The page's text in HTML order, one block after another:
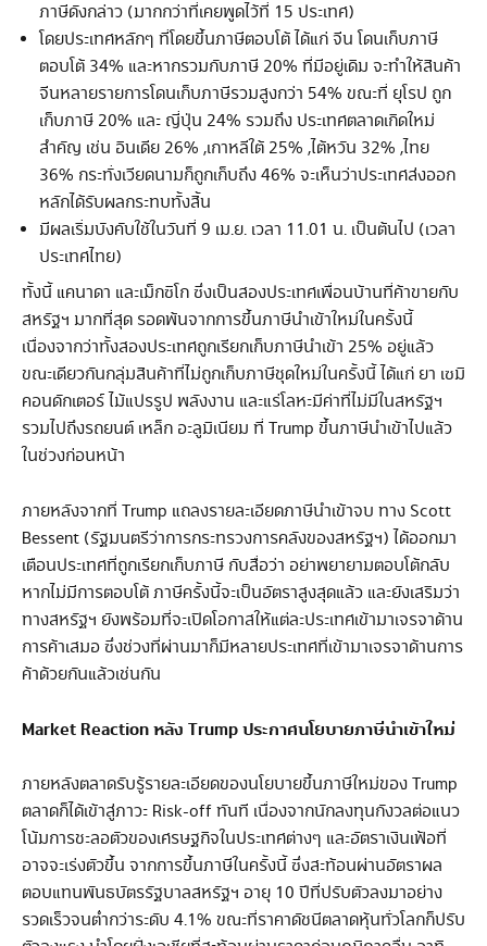
ภาษีดังกล่าว (มากกว่าที่เคยพูดไว้ที่ 15 ประเทศ)
โดยประเทศหลักๆ ที่โดยขึ้นภาษีตอบโต้ ได้แก่ จีน โดนเก็บภาษี
ตอบโต้ 34% และหากรวมกับภาษี 20% ที่มีอยู่เดิม จะทำให้สินค้า
จีนหลายรายการโดนเก็บภาษีรวมสูงกว่า 54% ขณะที่ ยุโรป ถูก
เก็บภาษี 20% และ ญี่ปุ่น 24% รวมถึง ประเทศตลาดเกิดใหม่
สำคัญ เช่น อินเดีย 26% ,เกาหลีใต้ 25% ,ไต้หวัน 32% ,ไทย
36% กระทั่งเวียดนามก็ถูกเก็บถึง 46% จะเห็นว่าประเทศส่งออก
หลักได้รับผลกระทบทั้งสิ้น
มีผลเริ่มบังคับใช้ในวันที่ 9 เม.ย. เวลา 11.01 น. เป็นต้นไป (เวลา
ประเทศไทย)
ทั้งนี้ แคนาดา และเม็กซิโก ซึ่งเป็นสองประเทศเพื่อนบ้านที่ค้าขายกับ
สหรัฐฯ มากที่สุด รอดพ้นจากการขึ้นภาษีนำเข้าใหม่ในครั้งนี้
เนื่องจากว่าทั้งสองประเทศถูกเรียกเก็บภาษีนำเข้า 25% อยู่แล้ว
ขณะเดียวกันกลุ่มสินค้าที่ไม่ถูกเก็บภาษีชุดใหม่ในครั้งนี้ ได้แก่ ยา เซมิ
คอนดักเตอร์ ไม้แปรรูป พลังงาน และแร่โลหะมีค่าที่ไม่มีในสหรัฐฯ
รวมไปถึงรถยนต์ เหล็ก อะลูมิเนียม ที่ Trump ขึ้นภาษีนำเข้าไปแล้ว
ในช่วงก่อนหน้า
ภายหลังจากที่ Trump แถลงรายละเอียดภาษีนำเข้าจบ ทาง Scott
Bessent (รัฐมนตรีว่าการกระทรวงการคลังของสหรัฐฯ) ได้ออกมา
เตือนประเทศที่ถูกเรียกเก็บภาษี กับสื่อว่า อย่าพยายามตอบโต้กลับ
หากไม่มีการตอบโต้ ภาษีครั้งนี้จะเป็นอัตราสูงสุดแล้ว และยังเสริมว่า
ทางสหรัฐฯ ยังพร้อมที่จะเปิดโอกาสให้แต่ละประเทศเข้ามาเจรจาด้าน
การค้าเสมอ ซึ่งช่วงที่ผ่านมาก็มีหลายประเทศที่เข้ามาเจรจาด้านการ
ค้าด้วยกันแล้วเช่นกัน
Market Reaction หลัง Trump ประกาศนโยบายภาษีนำเข้าใหม่
ภายหลังตลาดรับรู้รายละเอียดของนโยบายขึ้นภาษีใหม่ของ Trump
ตลาดก็ได้เข้าสู่ภาวะ Risk-off ทันที เนื่องจากนักลงทุนกังวลต่อแนว
โน้มการชะลอตัวของเศรษฐกิจในประเทศต่างๆ และอัตราเงินเฟ้อที่
อาจจะเร่งตัวขึ้น จากการขึ้นภาษีในครั้งนี้ ซึ่งสะท้อนผ่านอัตราผล
ตอบแทนพันธบัตรรัฐบาลสหรัฐฯ อายุ 10 ปีที่ปรับตัวลงมาอย่าง
รวดเร็วจนต่ำกว่าระดับ 4.1% ขณะที่ราคาดัชนีตลาดหุ้นทั่วโลกก็ปรับ